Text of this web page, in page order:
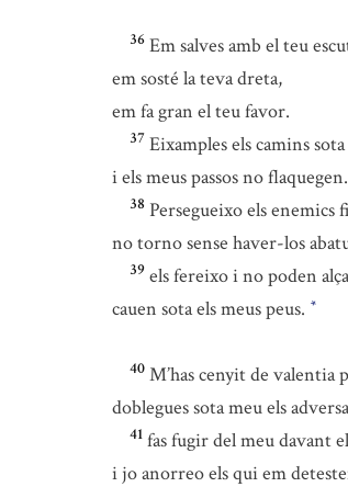
36 Em salves amb el teu
em sosté la teva dreta,
em fa gran el teu favor.
37 Eixamples els camins
i els meus passos no flaquegen.
38 Persegueixo els enemics
no torno sense haver-los
39 els fereixo i no poden
cauen sota els meus peus. *
40 M’has cenyit de valentia
doblegues sota meu els
41 fas fugir del meu davant
i jo anorreo els qui em